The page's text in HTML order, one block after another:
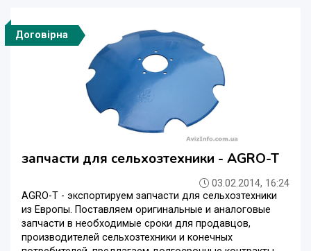
Договірна
запчасти для сельхозтехники - AGRO-T
03.02.2014, 16:24
AGRO-T - экспортируем запчасти для сельхозтехники
из Европы. Поставляем оригинальные и аналоговые
запчасти в необходимые сроки для продавцов,
производителей сельхозтехники и конечных